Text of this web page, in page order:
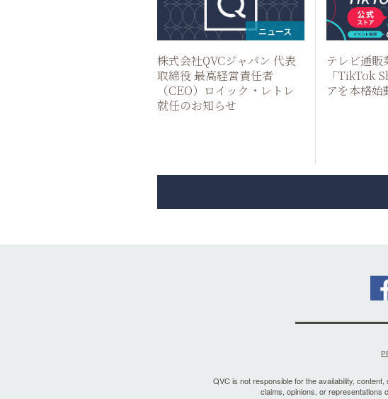
ニュース
株式会社QVCジャパン 代表
取締役 最高経営責任者
（CEO）ロイック・レトレ
就任のお知らせ
テレビ通販
「TikTok
アを本格始
QVC is not responsible for the availability,
claims, opinions, or representations